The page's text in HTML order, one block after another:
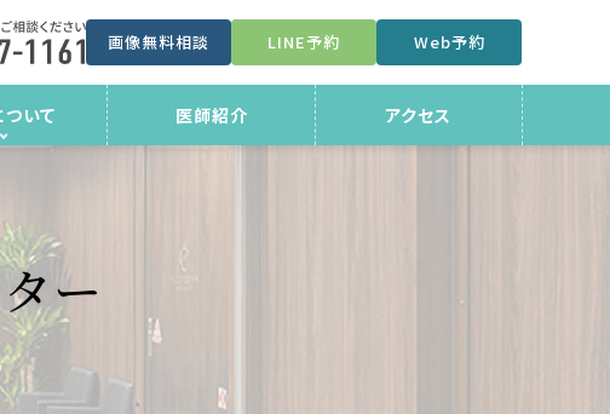
画像無料相談 LINE予約 Web予約
いて 医師紹介 アクセス
ー